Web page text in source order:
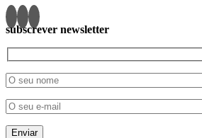
subscrever newsletter